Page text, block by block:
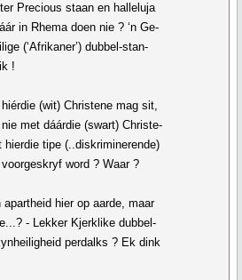
Precious staan en halleluja
in Rhema doen nie ? ‘n Ge-
(‘Afrikaner’) dubbel-stan-
!
(wit) Christene mag sit,
met dáárdie (swart) Christe-
tipe (..diskriminerende)
word ? Waar ?
hier op aarde, maar
- Lekker Kjerklike dubbel-
perdalks ? Ek dink